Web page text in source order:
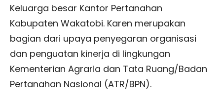
Keluarga besar Kantor Pertanahan
Kabupaten Wakatobi. Karen merupakan
bagian dari upaya penyegaran organisasi
dan penguatan kinerja di lingkungan
Kementerian Agraria dan Tata Ruang/Badan
Pertanahan Nasional (ATR/BPN).